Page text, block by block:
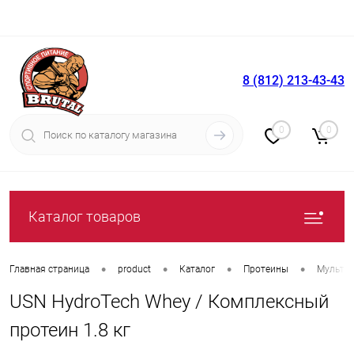
Вход Регистрация
8 (812) 213-43-43
0 0
Каталог товаров
Главная страница • product • Каталог • Протеины •
USN HydroTech Whey / Комплексный
протеин 1.8 кг